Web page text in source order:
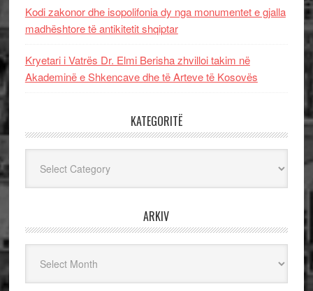
Kodi zakonor dhe isopolifonia dy nga monumentet e gjalla
madhështore të antikitetit shqiptar
Kryetari i Vatrës Dr. Elmi Berisha zhvilloi takim në
Akademinë e Shkencave dhe të Arteve të Kosovës
KATEGORITË
ARKIV